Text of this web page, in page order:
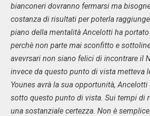
bianconeri dovranno fermarsi ma
costanza di risultati per poterla
piano della mentalità Ancelotti ha
perchè non parte mai sconfitto e
avevrsari non siano felici di incontrare il
invece da questo punto di vista metteva
Younes avrà la sua opportunità, Ancelotti
sotto questo punto di vista. Sui tempi di
una sostanziale certezza. Non è